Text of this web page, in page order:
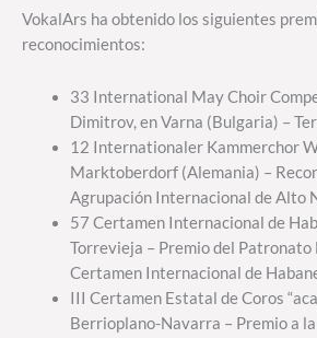
VokalArs ha obtenido los siguientes
reconocimientos:
33 International May Choir
Dimitrov, en Varna (Bulgaria) –
12 Internationaler Kammerchor
Marktoberdorf (Alemania) –
Agrupación Internacional de Alto
57 Certamen Internacional de
Torrevieja – Premio del Patronato
Certamen Internacional de
III Certamen Estatal de Coros
Berrioplano-Navarra – Premio a